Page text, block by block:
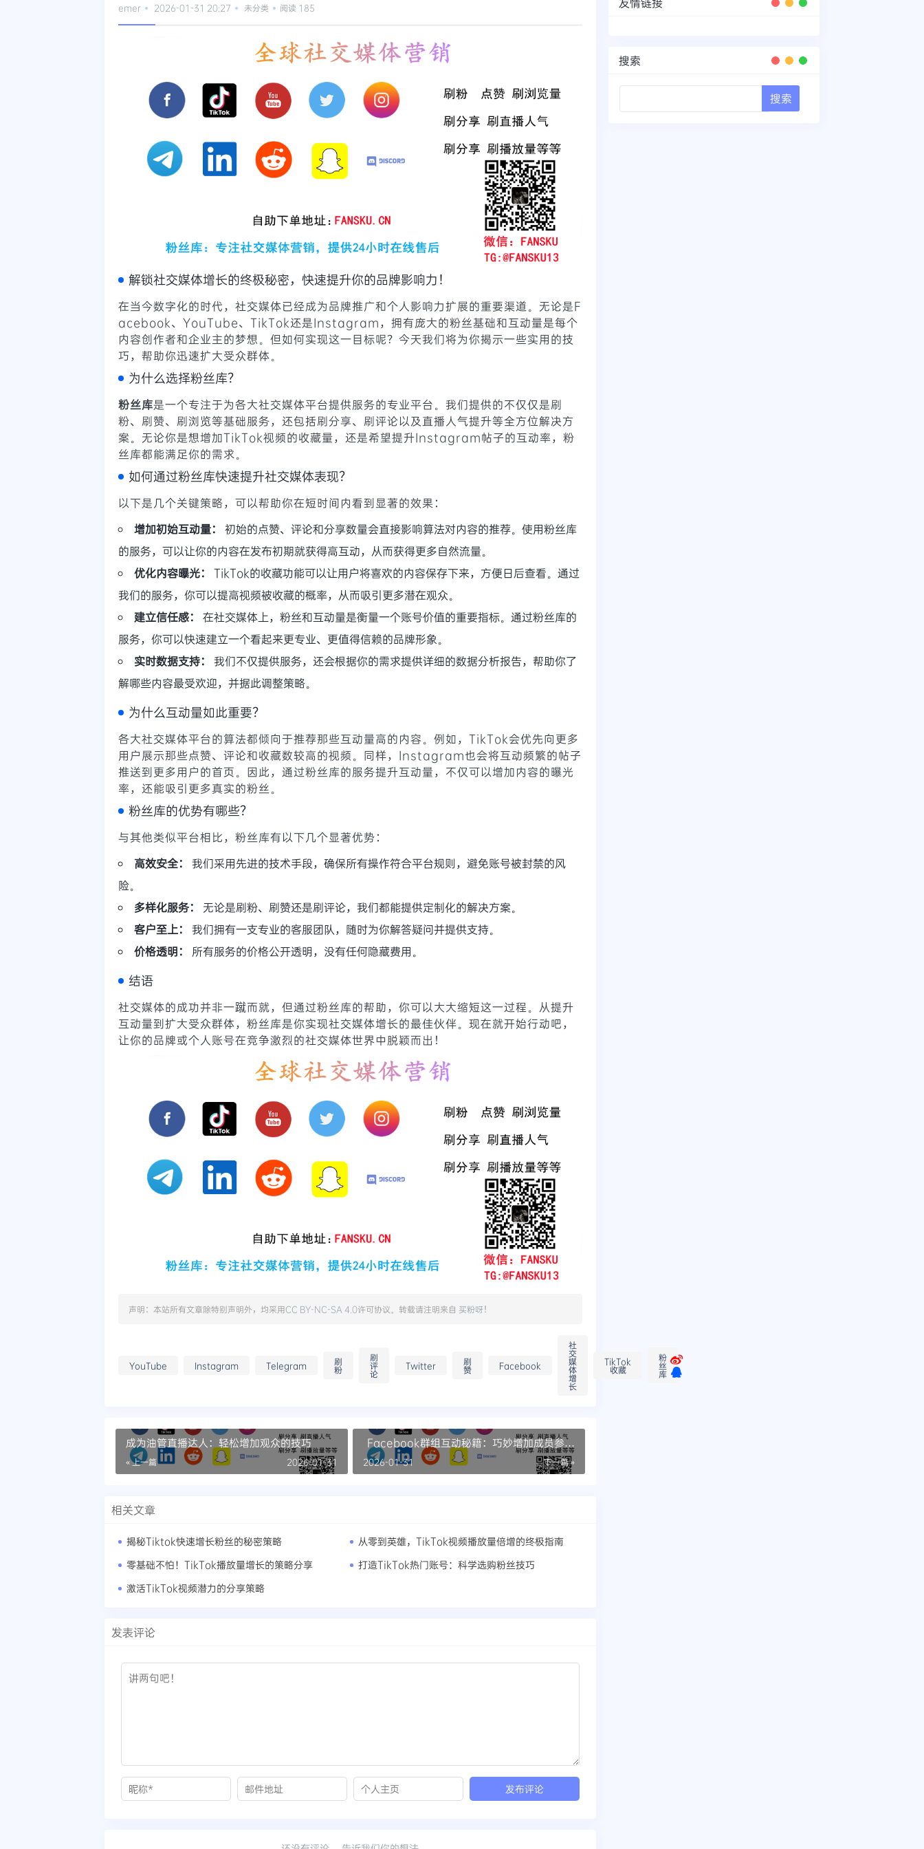
emer 2026-01-31 20:27 未分类 阅读 185
解锁社交媒体增长的终极秘密，快速提升你的品牌影响力！
在当今数字化的时代，社交媒体已经成为品牌推广和个人影响力扩展的重要渠道。无论是F
acebook、YouTube、TikTok还是Instagram，拥有庞大的粉丝基础和互动量是每个
内容创作者和企业主的梦想。但如何实现这一目标呢？今天我们将为你揭示一些实用的技
巧，帮助你迅速扩大受众群体。
为什么选择粉丝库？
粉丝库是一个专注于为各大社交媒体平台提供服务的专业平台。我们提供的不仅仅是刷
粉、刷赞、刷浏览等基础服务，还包括刷分享、刷评论以及直播人气提升等全方位解决方
案。无论你是想增加TikTok视频的收藏量，还是希望提升Instagram帖子的互动率，粉
丝库都能满足你的需求。
如何通过粉丝库快速提升社交媒体表现？
以下是几个关键策略，可以帮助你在短时间内看到显著的效果：
增加初始互动量：
初始的点赞、评论和分享数量会直接影响算法对内容的推荐。使用粉丝库
的服务，可以让你的内容在发布初期就获得高互动，从而获得更多自然流量。
优化内容曝光：
TikTok的收藏功能可以让用户将喜欢的内容保存下来，方便日后查看。通过
我们的服务，你可以提高视频被收藏的概率，从而吸引更多潜在观众。
建立信任感：
在社交媒体上，粉丝和互动量是衡量一个账号价值的重要指标。通过粉丝库的
服务，你可以快速建立一个看起来更专业、更值得信赖的品牌形象。
实时数据支持：
我们不仅提供服务，还会根据你的需求提供详细的数据分析报告，帮助你了
解哪些内容最受欢迎，并据此调整策略。
为什么互动量如此重要？
各大社交媒体平台的算法都倾向于推荐那些互动量高的内容。例如，TikTok会优先向更多
用户展示那些点赞、评论和收藏数较高的视频。同样，Instagram也会将互动频繁的帖子
推送到更多用户的首页。因此，通过粉丝库的服务提升互动量，不仅可以增加内容的曝光
率，还能吸引更多真实的粉丝。
粉丝库的优势有哪些？
与其他类似平台相比，粉丝库有以下几个显著优势：
高效安全：
我们采用先进的技术手段，确保所有操作符合平台规则，避免账号被封禁的风
险。
多样化服务：
无论是刷粉、刷赞还是刷评论，我们都能提供定制化的解决方案。
客户至上：
我们拥有一支专业的客服团队，随时为你解答疑问并提供支持。
价格透明：
所有服务的价格公开透明，没有任何隐藏费用。
结语
社交媒体的成功并非一蹴而就，但通过粉丝库的帮助，你可以大大缩短这一过程。从提升
互动量到扩大受众群体，粉丝库是你实现社交媒体增长的最佳伙伴。现在就开始行动吧，
让你的品牌或个人账号在竞争激烈的社交媒体世界中脱颖而出！
声明：本站所有文章除特别声明外，均采用CC BY-NC-SA 4.0许可协议。转载请注明来自 买粉呀！
YouTube Instagram Telegram 刷
粉
刷
评
论
Twitter 刷
赞 Facebook
社
交
媒
体
增
长
TikTok
收藏
粉
丝
库
成为油管直播达人：轻松增加观众的技巧
« 上一篇 2026-01-31
Facebook群组互动秘籍：巧妙增加成员参与
度
下一篇 »
2026-01-31
相关文章
揭秘Tiktok快速增长粉丝的秘密策略
从零到英雄，TikTok视频播放量倍增的终极指南
零基础不怕！TikTok播放量增长的策略分享
打造TikTok热门账号：科学选购粉丝技巧
激活TikTok视频潜力的分享策略
发表评论
搜索